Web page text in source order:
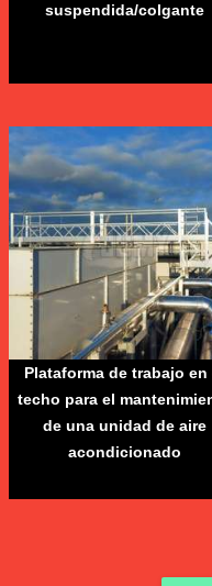
suspendida/colgante
Plataforma de trabajo en
techo para el
de una unidad de aire
acondicionado